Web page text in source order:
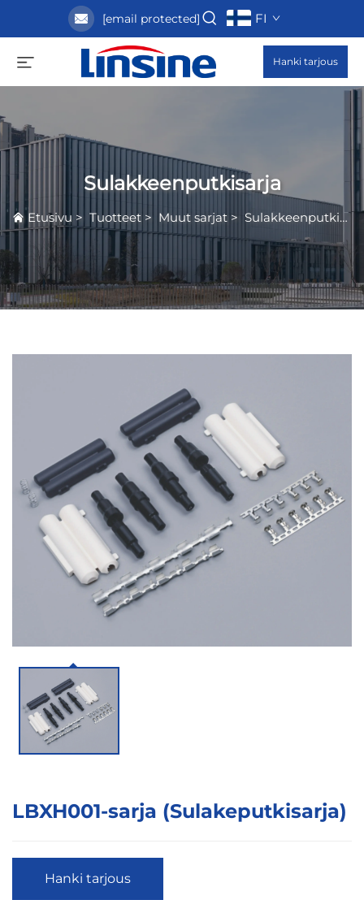
[email protected] FI
Hanki tarjous
Sulakkeenputkisarja
Etusivu > Tuotteet > Muut sarjat > Sulakkeenputkisarja
LBXH001-sarja (Sulakeputkisarja)
Hanki tarjous